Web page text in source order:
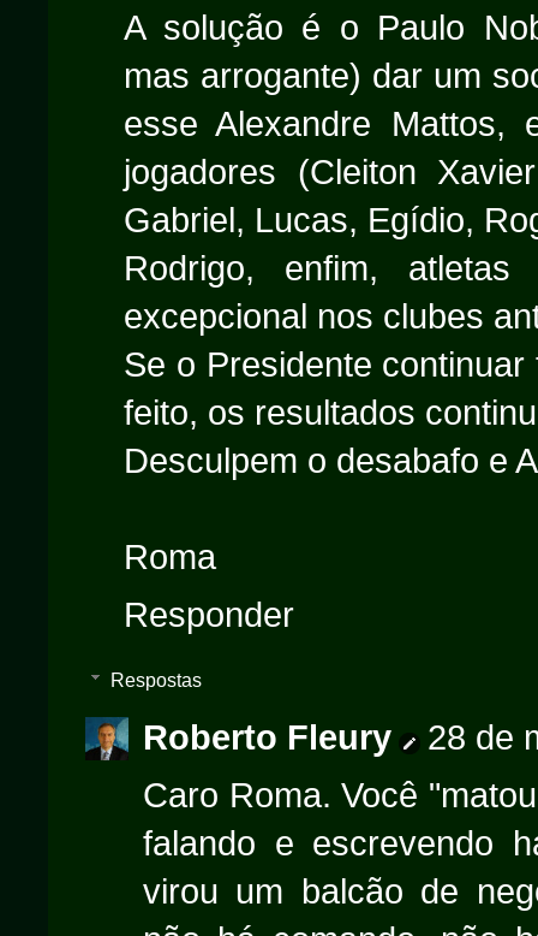
A solução é o Paulo
mas arrogante) dar um
esse Alexandre
jogadores (Cleiton
Gabriel, Lucas, Egídio,
Rodrigo, enfim,
excepcional nos clubes
Se o Presidente
feito, os resultados
Desculpem o desabafo e
Roma
Responder
Respostas
Roberto Fleury
28 de
Caro Roma. Você
falando e escrevendo
virou um balcão de